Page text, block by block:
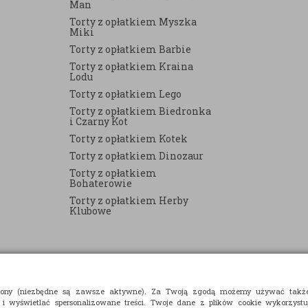
(niezbędne są zawsze aktywne). Za Twoją zgodą możemy używać
spersonalizowane treści. Twoje dane z plików cookie
Man
Torty z opłatkiem Myszka
Miki
Torty z opłatkiem Barbie
Torty z opłatkiem Kraina
Lodu
Torty z opłatkiem Lego
Torty z opłatkiem Biedronka
i Czarny Kot
Torty z opłatkiem Kotek
Torty z opłatkiem Dinozaur
Torty z opłatkiem
Bohaterowie
Torty z opłatkiem Herby
Klubowe